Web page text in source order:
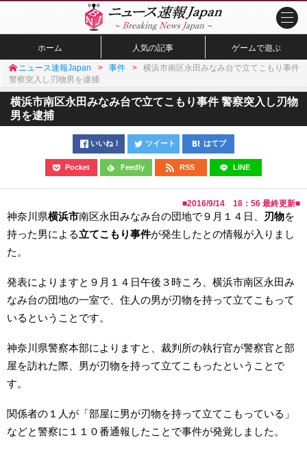
ホーム 人気の記事 ゲームで遊ぶ
ニュース速報Japan 事件
横浜市南区永田みなみ台で立てこもり事件
警察突入し刃物男を逮捕
横浜市南区永田みなみ台で立てこもり事件 警察突入し刃物
男を逮捕
いいね！ ツイート はてブ
Pocket Feedly RSS LINE
■2016/9/14 18：56 最終更新■
神奈川県横浜市南区永田みなみ台の団地で９月１４日、 刃物を
持った男による立てこもり事件が発生したとの情報が入りまし
た。
発表によりますと９月１４日午後３時ころ、横浜市南区永田み
なみ台の団地の一室で、住人の男が刃物を持って立てこもって
いるということです。
神奈川県警察本部によりますと、裁判所の執行官が警察官と部
屋を訪れた際、男が刃物を持って立てこもったということで
す。
関係者の１人が「部屋に男が刃物を持って立てこもっている」
などと警察に１１０番通報したことで事件が発覚しました。